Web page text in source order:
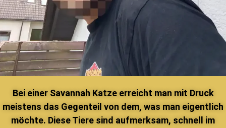
Bei einer Savannah Katze erreicht man mit Druck
meistens das Gegenteil von dem, was man eigentlich
möchte. Diese Tiere sind aufmerksam, schnell im